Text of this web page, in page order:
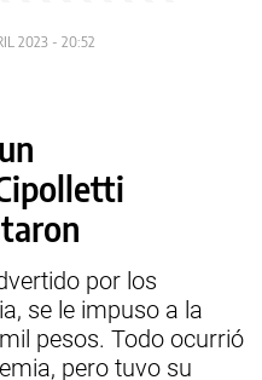
2023 - 20:52
por los
se le impuso a la
pesos. Todo ocurrió
pero tuvo su